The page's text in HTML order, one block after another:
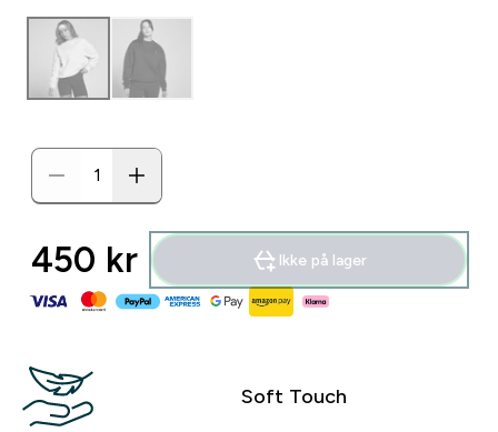
450 kr‎ Ikke på lager
Soft Touch